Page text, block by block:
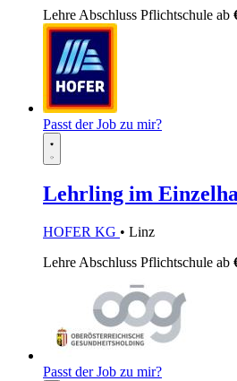
Lehre Abschluss Pflichtschule ab
Passt der Job zu mir?
Lehrling im
HOFER KG • Linz
Lehre Abschluss Pflichtschule ab
Passt der Job zu mir?